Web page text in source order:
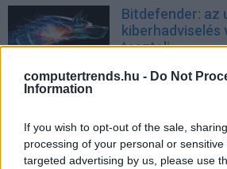
computertrends.hu - Do Not
Information
If you wish to opt-out of the sale,
processing of your personal or
targeted advertising by us, please use
Bitdefender: az
teszteli
gazdasági
Üzlet| 2022.03.09